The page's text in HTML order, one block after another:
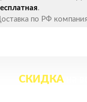
.
по РФ
СКИДКА